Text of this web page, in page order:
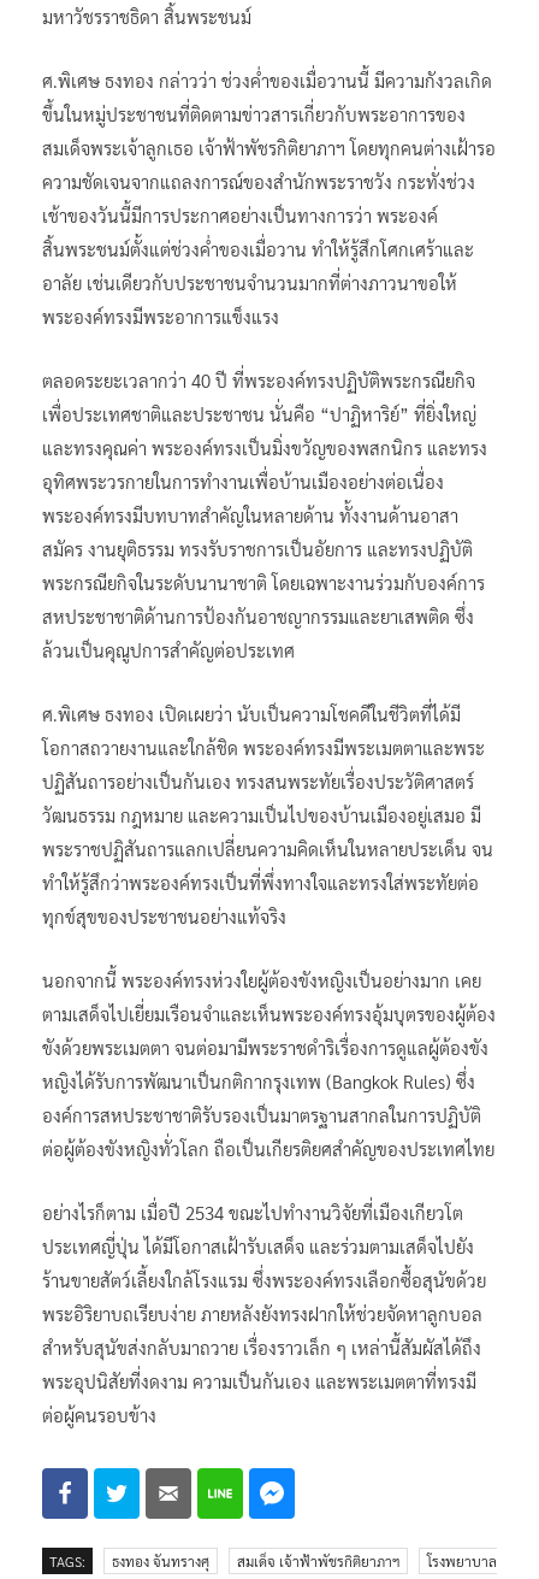
มหาวัชรราชธิดา สิ้นพระชนม์
ศ.พิเศษ ธงทอง กล่าวว่า ช่วงค่ำของเมื่อวานนี้ มีความกังวลเกิด
ขึ้นในหมู่ประชาชนที่ติดตามข่าวสารเกี่ยวกับพระอาการของ
สมเด็จพระเจ้าลูกเธอ เจ้าฟ้าพัชรกิติยาภาฯ โดยทุกคนต่างเฝ้ารอ
ความชัดเจนจากแถลงการณ์ของสำนักพระราชวัง กระทั่งช่วง
เช้าของวันนี้มีการประกาศอย่างเป็นทางการว่า พระองค์
สิ้นพระชนม์ตั้งแต่ช่วงค่ำของเมื่อวาน ทำให้รู้สึกโศกเศร้าและ
อาลัย เช่นเดียวกับประชาชนจำนวนมากที่ต่างภาวนาขอให้
พระองค์ทรงมีพระอาการแข็งแรง
ตลอดระยะเวลากว่า 40 ปี ที่พระองค์ทรงปฏิบัติพระกรณียกิจ
เพื่อประเทศชาติและประชาชน นั่นคือ “ปาฏิหาริย์” ที่ยิ่งใหญ่
และทรงคุณค่า พระองค์ทรงเป็นมิ่งขวัญของพสกนิกร และทรง
อุทิศพระวรกายในการทำงานเพื่อบ้านเมืองอย่างต่อเนื่อง
พระองค์ทรงมีบทบาทสำคัญในหลายด้าน ทั้งงานด้านอาสา
สมัคร งานยุติธรรม ทรงรับราชการเป็นอัยการ และทรงปฏิบัติ
พระกรณียกิจในระดับนานาชาติ โดยเฉพาะงานร่วมกับองค์การ
สหประชาชาติด้านการป้องกันอาชญากรรมและยาเสพติด ซึ่ง
ล้วนเป็นคุณูปการสำคัญต่อประเทศ
ศ.พิเศษ ธงทอง เปิดเผยว่า นับเป็นความโชคดีในชีวิตที่ได้มี
โอกาสถวายงานและใกล้ชิด พระองค์ทรงมีพระเมตตาและพระ
ปฏิสันถารอย่างเป็นกันเอง ทรงสนพระทัยเรื่องประวัติศาสตร์
วัฒนธรรม กฎหมาย และความเป็นไปของบ้านเมืองอยู่เสมอ มี
พระราชปฏิสันถารแลกเปลี่ยนความคิดเห็นในหลายประเด็น จน
ทำให้รู้สึกว่าพระองค์ทรงเป็นที่พึ่งทางใจและทรงใส่พระทัยต่อ
ทุกข์สุขของประชาชนอย่างแท้จริง
นอกจากนี้ พระองค์ทรงห่วงใยผู้ต้องขังหญิงเป็นอย่างมาก เคย
ตามเสด็จไปเยี่ยมเรือนจำและเห็นพระองค์ทรงอุ้มบุตรของผู้ต้อง
ขังด้วยพระเมตตา จนต่อมามีพระราชดำริเรื่องการดูแลผู้ต้องขัง
หญิงได้รับการพัฒนาเป็นกติกากรุงเทพ (Bangkok Rules) ซึ่ง
องค์การสหประชาชาติรับรองเป็นมาตรฐานสากลในการปฏิบัติ
ต่อผู้ต้องขังหญิงทั่วโลก ถือเป็นเกียรติยศสำคัญของประเทศไทย
อย่างไรก็ตาม เมื่อปี 2534 ขณะไปทำงานวิจัยที่เมืองเกียวโต
ประเทศญี่ปุ่น ได้มีโอกาสเฝ้ารับเสด็จ และร่วมตามเสด็จไปยัง
ร้านขายสัตว์เลี้ยงใกล้โรงแรม ซึ่งพระองค์ทรงเลือกซื้อสุนัขด้วย
พระอิริยาบถเรียบง่าย ภายหลังยังทรงฝากให้ช่วยจัดหาลูกบอล
สำหรับสุนัขส่งกลับมาถวาย เรื่องราวเล็ก ๆ เหล่านี้สัมผัสได้ถึง
พระอุปนิสัยที่งดงาม ความเป็นกันเอง และพระเมตตาที่ทรงมี
ต่อผู้คนรอบข้าง
TAGS: ธงทอง จันทรางศุ สมเด็จ เจ้าฟ้าพัชรกิติยาภาฯ โรงพยาบาล